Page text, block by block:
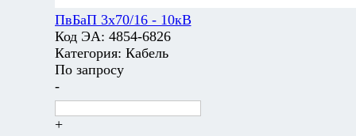
ПвБаП 3х70/16 - 10кВ
Код ЭА: 4854-6826
Категория: Кабель
По запросу
-
+